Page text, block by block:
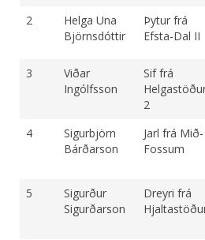
2
Helga Una
Björnsdóttir
Þytur frá
Efsta-Dal II
3
Viðar
Ingólfsson
Sif frá
2
4
Sigurbjörn
Bárðarson
Jarl frá Mið-
Fossum
5
Sigurður
Sigurðarson
Dreyri frá